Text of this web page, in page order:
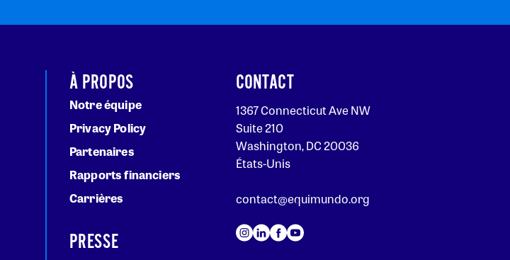
À PROPOS
Notre équipe
Privacy Policy
Partenaires
Rapports financiers
Carrières
PRESSE
CONTACT
1367 Connecticut Ave NW
Suite 210
Washington, DC 20036
États-Unis
contact@equimundo.org